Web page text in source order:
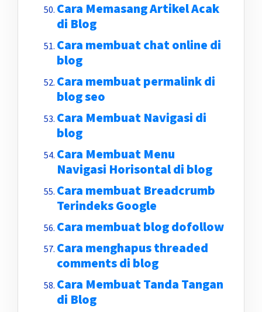
Cara Memasang Artikel Acak
di Blog
Cara membuat chat online di
blog
Cara membuat permalink di
blog seo
Cara Membuat Navigasi di
blog
Cara Membuat Menu
Navigasi Horisontal di blog
Cara membuat Breadcrumb
Terindeks Google
Cara membuat blog dofollow
Cara menghapus threaded
comments di blog
Cara Membuat Tanda Tangan
di Blog